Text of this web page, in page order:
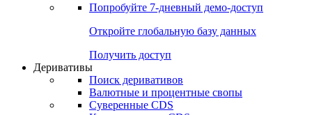
Попробуйте 7-дневный демо-доступ
Откройте глобальную базу данных
Получить доступ
Деривативы
Поиск деривативов
Валютные и процентные свопы
Суверенные CDS